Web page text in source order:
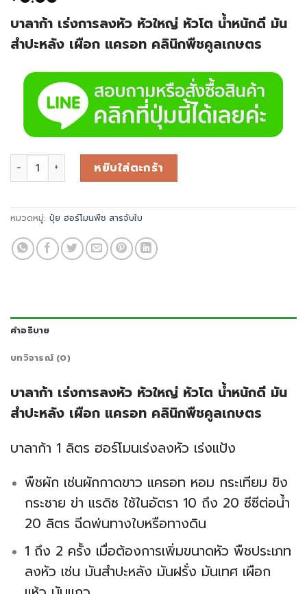
บาลาก้า เร่งการลงหัว หัวใหญ่ หัวโต น้ำหนักดี มัน
สำปะหลัง เผือก แครอท คลินิกพืชคูลเกษตร
หยิบใส่ตะกร้า
หมวดหมู่: ปุ๋ย ฮอร์โมนพืช สารจับใบ
คำอธิบาย
บทวิจารณ์ (0)
บาลาก้า เร่งการลงหัว หัวใหญ่ หัวโต น้ำหนักดี มัน
สำปะหลัง เผือก แครอท คลินิกพืชคูลเกษตร
บาลาก้า 1 ลิตร ฮอร์โมนเร่งลงหัว เร่งแป้ง
พืชผัก เช่นผักกาดขาว แครอท หอม กระเทียม ขิง
กระชาย ข่า แรดิซ ใช้ในอัตรา 10 ถึง 20 ซีซีต่อน้ำ
20 ลิตร ฉีดพ่นทางใบหรือทางดิน
1 ถึง 2 ครั้ง เมื่อต้องการเพิ่มขนาดหัว พืชประเภท
ลงหัว เช่น มันสําปะหลัง มันฝรั่ง มันเทศ เผือก